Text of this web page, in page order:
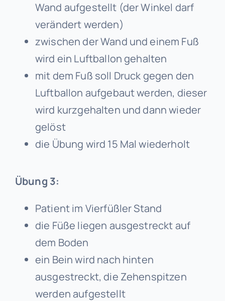
Wand aufgestellt (der Winkel darf
verändert werden)
zwischen der Wand und einem Fuß
wird ein Luftballon gehalten
mit dem Fuß soll Druck gegen den
Luftballon aufgebaut werden, dieser
wird kurzgehalten und dann wieder
gelöst
die Übung wird 15 Mal wiederholt
Übung 3:
Patient im Vierfüßler Stand
die Füße liegen ausgestreckt auf
dem Boden
ein Bein wird nach hinten
ausgestreckt, die Zehenspitzen
werden aufgestellt